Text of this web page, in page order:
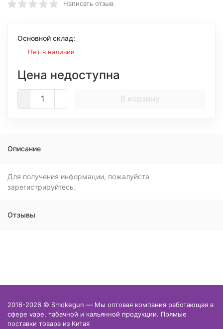
Написать отзыв
Основной склад:
Нет в наличии
Цена недоступна
В корзину
Описание
Для получения информации, пожалуйста
зарегистрируйтесь.
Отзывы
2016-2026 © Smokegun — Мы оптовая компания работающая в
сфере vape, табачной и кальянной продукции. Прямые
поставки товара из Китая